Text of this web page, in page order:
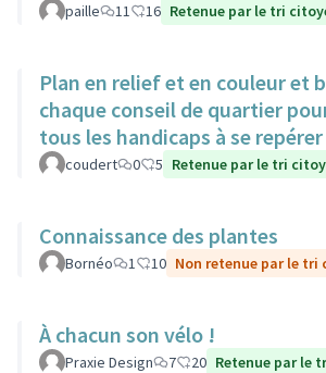
paille 11 16 Retenue par le tri
Plan en relief et en couleur et
chaque conseil de quartier
tous les handicaps à se repérer
coudert 0 5 Retenue par le tri
Connaissance des plantes
Bornéo 1 10 Non retenue par le tri
À chacun son vélo !
Praxie Design 7 20 Retenue par le